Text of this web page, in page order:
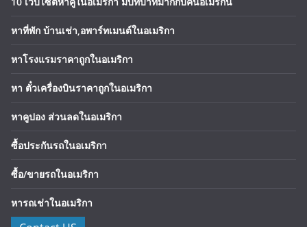
หาที่พัก บ้านเช่า,อพาร์ทเมนต์ในอเมริกา
หาโรงแรมราคาถูกในอเมริกา
หา ตั๋วเครื่องบินราคาถูกในอเมริกา
หาคูปอง ส่วนลดในอเมริกา
ซื้อประกันรถในอเมริกา
ซื้อ/ขายรถในอเมริกา
หารถเช่าในอเมริกา